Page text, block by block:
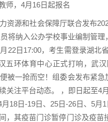
，4月16日起报名
源和社会保障厅联合发布
将纳入公办学校事业编制管
22日17:00，考生需登录湖
五环体育中心正式打响，武
被一抢而空！组委会发布紧
关注平台动态。 ，即日起至4
18日-19日、25日-26日、5
，其疫苗门诊暂停门诊及疫